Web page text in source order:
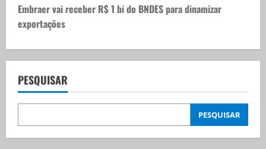
t
n
a
v
i
g
Embraer vai receber R$ 1 bi do BNDES para dinamizar
exportações
PESQUISAR
PESQUISAR